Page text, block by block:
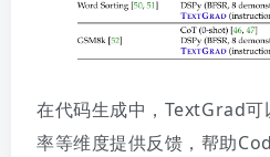
在代码生成中，TextGrad可
率等维度提供反馈，帮助